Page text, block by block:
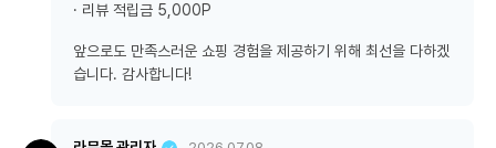
· 리뷰 적립금 5,000P
앞으로도 만족스러운 쇼핑 경험을 제공하기 위해 최선을 다하겠
습니다. 감사합니다!